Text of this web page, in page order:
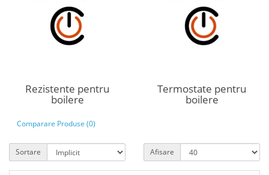
Rezistente pentru
boilere
Termostate pentru
boilere
Comparare Produse (0)
Sortare Afisare